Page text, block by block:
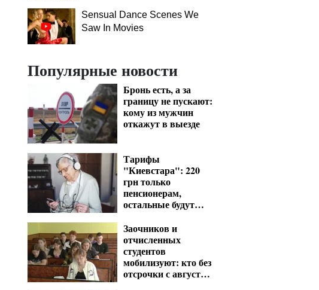
Sensual Dance Scenes We
Saw In Movies
Популярные новости
Бронь есть, а за
границу не пускают:
кому из мужчин
откажут в выезде
Тарифы
"Киевстара": 220
грн только
пенсионерам,
остальные будут
Заочников и
отчисленных
студентов
мобилизуют: кто без
отсрочки с августа